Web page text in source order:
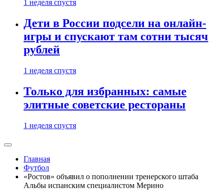
1 неделя спустя
Дети в России подсели на онлайн-
игры и спускают там сотни тысяч
рублей
1 неделя спустя
Только для избранных: самые
элитные советские рестораны
1 неделя спустя
Главная
Футбол
«Ростов» объявил о пополнении тренерского штаба
Альбы испанским специалистом Мерино